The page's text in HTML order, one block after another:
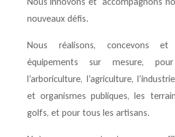
nouveaux défis.
Nous réalisons, concevons
équipements sur mesure,
l’arboriculture, l’agriculture,
et organismes publiques, les
golfs, et pour tous les artisans.